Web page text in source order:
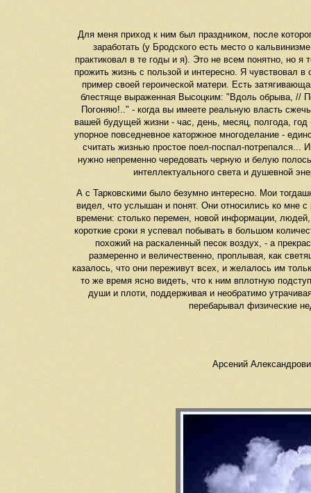
Для меня приход к ним был праздником, после
заработать (у Бродского есть место о
практиковал в те годы и я). Это не всем понятно, но
прожить жизнь с пользой и интересно. Я чувствовал
пример своей героической матери. Есть
блестяще выраженная Высоцким: "Вдоль обрыва, //
Погоняю!.." - когда вы имеете реальную власть
вашей будущей жизни - час, день, месяц, полгода,
упорное повседневное каторжное многоделание -
считать жизнью простое поел-поспал-
нужно непременно чередовать черную и белую
интеллектуального света и душевной
А с Тарковскими было безумно интересно. Мои
видел, что услышан и понят. Они относились ко мне
времени: столько перемен, новой информации,
короткие сроки я успевал побывать в большом
похожий на раскаленный песок воздух, - а
размеренно и величественно, проплывая, как
казалось, что они переживут всех, и желалось им
то же время ясно видеть, что к ним вплотную
души и плоти, поддерживая и необратимо
перебарывал физические
Арсений